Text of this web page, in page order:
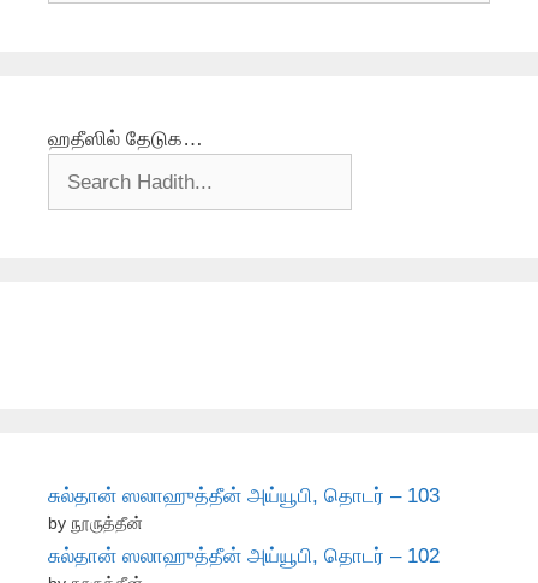
ஹதீஸில் தேடுக…
சுல்தான் ஸலாஹுத்தீன் அய்யூபி, தொடர் – 103
by நூருத்தீன்
சுல்தான் ஸலாஹுத்தீன் அய்யூபி, தொடர் – 102